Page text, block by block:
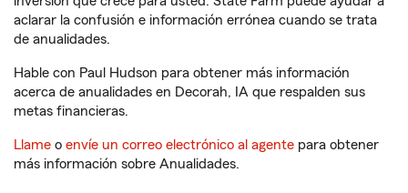
aclarar la confusión e información errónea cuando se trata
de anualidades.
Hable con Paul Hudson para obtener más información
acerca de anualidades en Decorah, IA que respalden sus
metas financieras.
Llame o envíe un correo electrónico al agente para obtener
más información sobre Anualidades.